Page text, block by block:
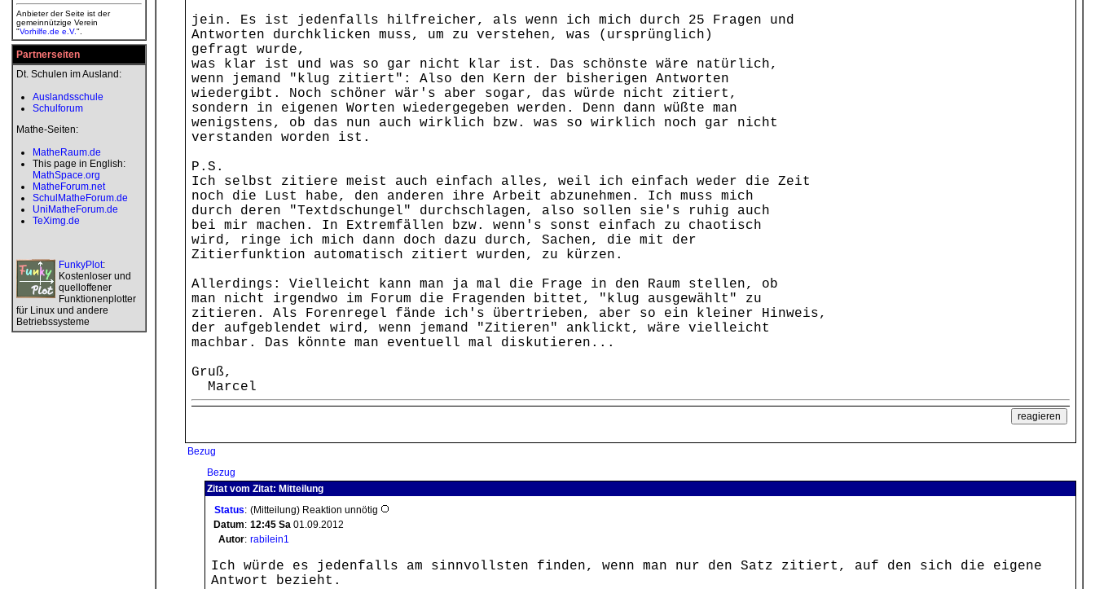
Anbieter der Seite ist der
gemeinnützige Verein
"Vorhilfe.de e.V.".
Partnerseiten
Dt. Schulen im Ausland:
Auslandsschule
Schulforum
Mathe-Seiten:
MatheRaum.de
This page in English:
MathSpace.org
MatheForum.net
SchulMatheForum.de
UniMatheForum.de
TeXimg.de
FunkyPlot:
Kostenloser und
quelloffener
Funktionenplotter
für Linux und andere
Betriebssysteme
jein. Es ist jedenfalls hilfreicher, als wenn ich mich durch 25 Fragen und
Antworten durchklicken muss, um zu verstehen, was (ursprünglich)
gefragt wurde,
was klar ist und was so gar nicht klar ist. Das schönste wäre natürlich,
wenn jemand "klug zitiert": Also den Kern der bisherigen Antworten
wiedergibt. Noch schöner wär's aber sogar, das würde nicht zitiert,
sondern in eigenen Worten wiedergegeben werden. Denn dann wüßte man
wenigstens, ob das nun auch wirklich bzw. was so wirklich noch gar nicht
verstanden worden ist.
P.S.
Ich selbst zitiere meist auch einfach alles, weil ich einfach weder die Zeit
noch die Lust habe, den anderen ihre Arbeit abzunehmen. Ich muss mich
durch deren "Textdschungel" durchschlagen, also sollen sie's ruhig auch
bei mir machen. In Extremfällen bzw. wenn's sonst einfach zu chaotisch
wird, ringe ich mich dann doch dazu durch, Sachen, die mit der
Zitierfunktion automatisch zitiert wurden, zu kürzen.
Allerdings: Vielleicht kann man ja mal die Frage in den Raum stellen, ob
man nicht irgendwo im Forum die Fragenden bittet, "klug ausgewählt" zu
zitieren. Als Forenregel fände ich's übertrieben, aber so ein kleiner Hinweis,
der aufgeblendet wird, wenn jemand "Zitieren" anklickt, wäre vielleicht
machbar. Das könnte man eventuell mal diskutieren...
Gruß,
Marcel
Bezug
Bezug
Zitat vom Zitat: Mitteilung
Status: (Mitteilung) Reaktion unnötig
Datum: 12:45 Sa 01.09.2012
Autor: rabilein1
Ich würde es jedenfalls am sinnvollsten finden, wenn man nur den Satz zitiert, auf den sich die eigene
Antwort bezieht.